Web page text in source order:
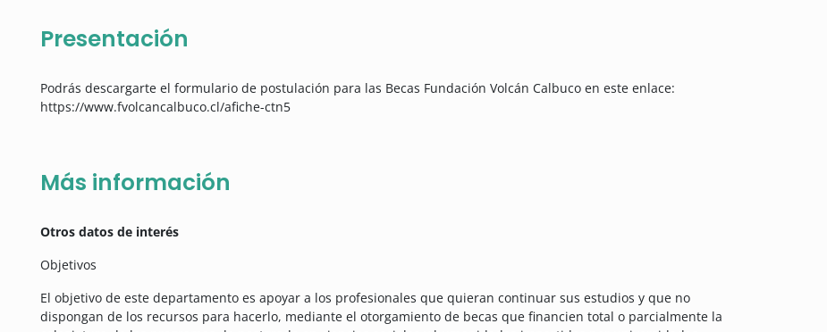
Presentación
Podrás descargarte el formulario de postulación para las Becas Fundación Volcán Calbuco en este enlace:
https://www.fvolcancalbuco.cl/afiche-ctn5
Más información
Otros datos de interés
Objetivos
El objetivo de este departamento es apoyar a los profesionales que quieran continuar sus estudios y que no
dispongan de los recursos para hacerlo, mediante el otorgamiento de becas que financien total o parcialmente la